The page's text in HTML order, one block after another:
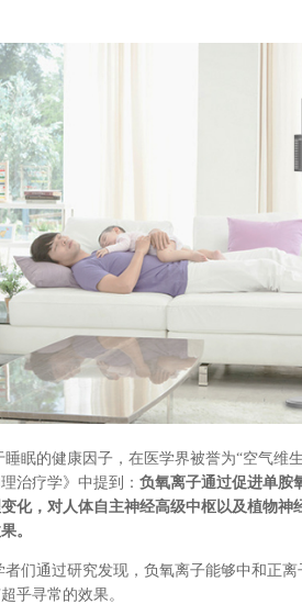
睡眠的健康因子，在医学界被誉为“空气维
治疗学》 中提到 ： 负氧离子通过促进单胺
化，对人体自主神经高级中枢以及植物神
。
们通过研究发现，负氧离子能够中和正
乎寻常的效果。